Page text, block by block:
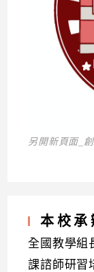
另開新頁面_
本校承
全國教學組
課諮師研習